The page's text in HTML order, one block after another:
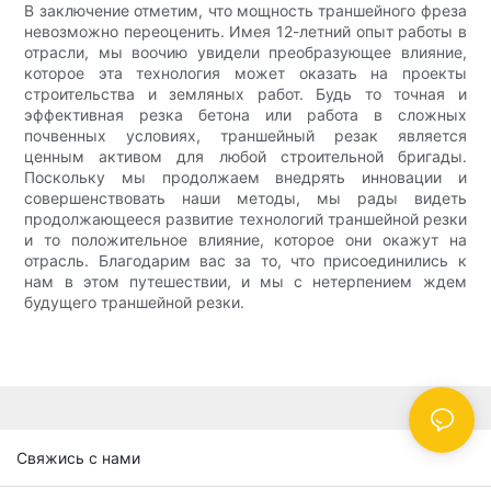
В заключение отметим, что мощность траншейного фреза
невозможно переоценить. Имея 12-летний опыт работы в
отрасли, мы воочию увидели преобразующее влияние,
которое эта технология может оказать на проекты
строительства и земляных работ. Будь то точная и
эффективная резка бетона или работа в сложных
почвенных условиях, траншейный резак является
ценным активом для любой строительной бригады.
Поскольку мы продолжаем внедрять инновации и
совершенствовать наши методы, мы рады видеть
продолжающееся развитие технологий траншейной резки
и то положительное влияние, которое они окажут на
отрасль. Благодарим вас за то, что присоединились к
нам в этом путешествии, и мы с нетерпением ждем
будущего траншейной резки.
Свяжись с нами